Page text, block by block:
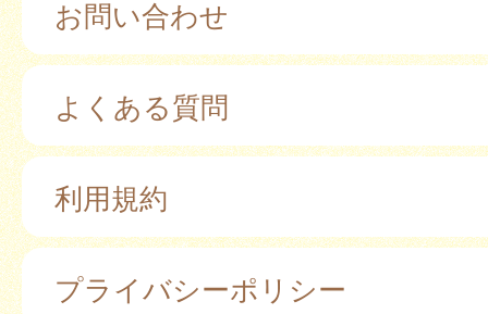
お問い合わせ
よくある質問
利用規約
プライバシーポリシー